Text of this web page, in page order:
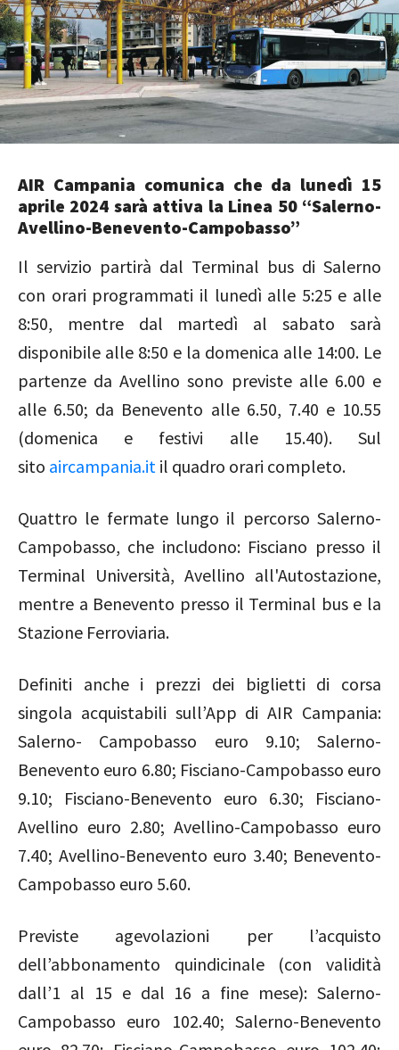
AIR Campania comunica che da lunedì 15
aprile 2024 sarà attiva la Linea 50 “Salerno-
Avellino-Benevento-Campobasso”
Il servizio partirà dal Terminal bus di Salerno
con orari programmati il lunedì alle 5:25 e alle
8:50, mentre dal martedì al sabato sarà
disponibile alle 8:50 e la domenica alle 14:00. Le
partenze da Avellino sono previste alle 6.00 e
alle 6.50; da Benevento alle 6.50, 7.40 e 10.55
(domenica e festivi alle 15.40). Sul
sito aircampania.it il quadro orari completo.
Quattro le fermate lungo il percorso Salerno-
Campobasso, che includono: Fisciano presso il
Terminal Università, Avellino all'Autostazione,
mentre a Benevento presso il Terminal bus e la
Stazione Ferroviaria.
Definiti anche i prezzi dei biglietti di corsa
singola acquistabili sull’App di AIR Campania:
Salerno- Campobasso euro 9.10; Salerno-
Benevento euro 6.80; Fisciano-Campobasso euro
9.10; Fisciano-Benevento euro 6.30; Fisciano-
Avellino euro 2.80; Avellino-Campobasso euro
7.40; Avellino-Benevento euro 3.40; Benevento-
Campobasso euro 5.60.
Previste agevolazioni per l’acquisto
dell’abbonamento quindicinale (con validità
dall’1 al 15 e dal 16 a fine mese): Salerno-
Campobasso euro 102.40; Salerno-Benevento